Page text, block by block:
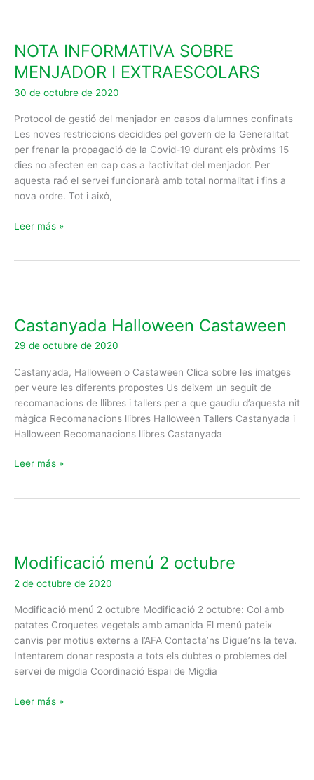
NOTA INFORMATIVA SOBRE
MENJADOR I EXTRAESCOLARS
30 de octubre de 2020
Protocol de gestió del menjador en casos d’alumnes confinats
Les noves restriccions decidides pel govern de la Generalitat
per frenar la propagació de la Covid-19 durant els pròxims 15
dies no afecten en cap cas a l’activitat del menjador. Per
aquesta raó el servei funcionarà amb total normalitat i fins a
nova ordre. Tot i això,
SOBRE
MENJADOR
I
EXTRAESCOLARS
Leer más »
Castanyada Halloween Castaween
29 de octubre de 2020
Castanyada, Halloween o Castaween Clica sobre les imatges
per veure les diferents propostes Us deixem un seguit de
recomanacions de llibres i tallers per a que gaudiu d’aquesta nit
màgica Recomanacions llibres Halloween Tallers Castanyada i
Halloween Recomanacions llibres Castanyada
Castaween
Leer más »
Modificació menú 2 octubre​
2 de octubre de 2020
Modificació menú 2 octubre Modificació 2 octubre: Col amb
patates Croquetes vegetals amb amanida El menú pateix
canvis per motius externs a l’AFA Contacta’ns Digue’ns la teva.
Intentarem donar resposta a tots els dubtes o problemes del
servei de migdia Coordinació Espai de Migdia
2
Leer más »